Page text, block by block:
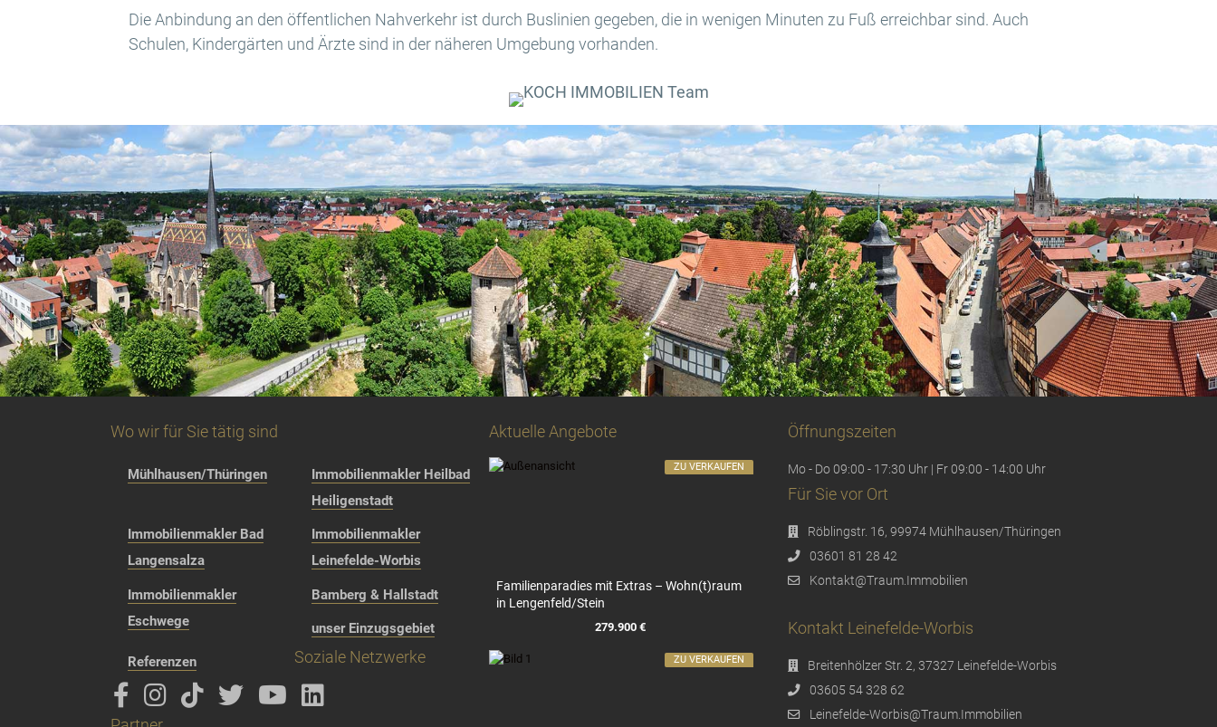
Die Anbindung an den öffentlichen Nahverkehr ist durch Buslinien gegeben, die in wenigen Minuten zu Fuß erreichbar sind. Auch
Schulen, Kindergärten und Ärzte sind in der näheren Umgebung vorhanden.
Wo wir für Sie tätig sind
Mühlhausen/Thüringen
Immobilienmakler Heilbad
Heiligenstadt
Immobilienmakler Bad
Langensalza
Immobilienmakler
Leinefelde-Worbis
Immobilienmakler
Eschwege
Bamberg & Hallstadt
unser Einzugsgebiet
Referenzen Soziale Netzwerke
Aktuelle Angebote
Familienparadies mit Extras – Wohn(t)raum
in Lengenfeld/Stein
279.900 €
ZU VERKAUFEN
ZU VERKAUFEN
Öffnungszeiten
Mo - Do 09:00 - 17:30 Uhr | Fr 09:00 - 14:00 Uhr
Für Sie vor Ort
Röblingstr. 16, 99974 Mühlhausen/Thüringen
03601 81 28 42
Kontakt@Traum.Immobilien
Kontakt Leinefelde-Worbis
Breitenhölzer Str. 2, 37327 Leinefelde-Worbis
03605 54 328 62
Leinefelde-Worbis@Traum.Immobilien